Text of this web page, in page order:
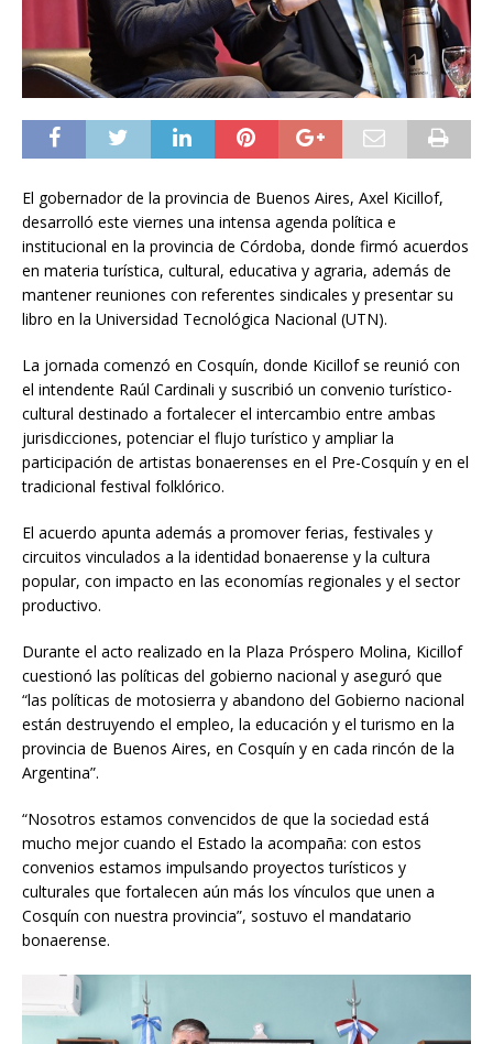
El gobernador de la provincia de Buenos Aires, Axel Kicillof,
desarrolló este viernes una intensa agenda política e
institucional en la provincia de Córdoba, donde firmó acuerdos
en materia turística, cultural, educativa y agraria, además de
mantener reuniones con referentes sindicales y presentar su
libro en la Universidad Tecnológica Nacional (UTN).
La jornada comenzó en Cosquín, donde Kicillof se reunió con
el intendente Raúl Cardinali y suscribió un convenio turístico-
cultural destinado a fortalecer el intercambio entre ambas
jurisdicciones, potenciar el flujo turístico y ampliar la
participación de artistas bonaerenses en el Pre-Cosquín y en el
tradicional festival folklórico.
El acuerdo apunta además a promover ferias, festivales y
circuitos vinculados a la identidad bonaerense y la cultura
popular, con impacto en las economías regionales y el sector
productivo.
Durante el acto realizado en la Plaza Próspero Molina, Kicillof
cuestionó las políticas del gobierno nacional y aseguró que
“las políticas de motosierra y abandono del Gobierno nacional
están destruyendo el empleo, la educación y el turismo en la
provincia de Buenos Aires, en Cosquín y en cada rincón de la
Argentina”.
“Nosotros estamos convencidos de que la sociedad está
mucho mejor cuando el Estado la acompaña: con estos
convenios estamos impulsando proyectos turísticos y
culturales que fortalecen aún más los vínculos que unen a
Cosquín con nuestra provincia”, sostuvo el mandatario
bonaerense.